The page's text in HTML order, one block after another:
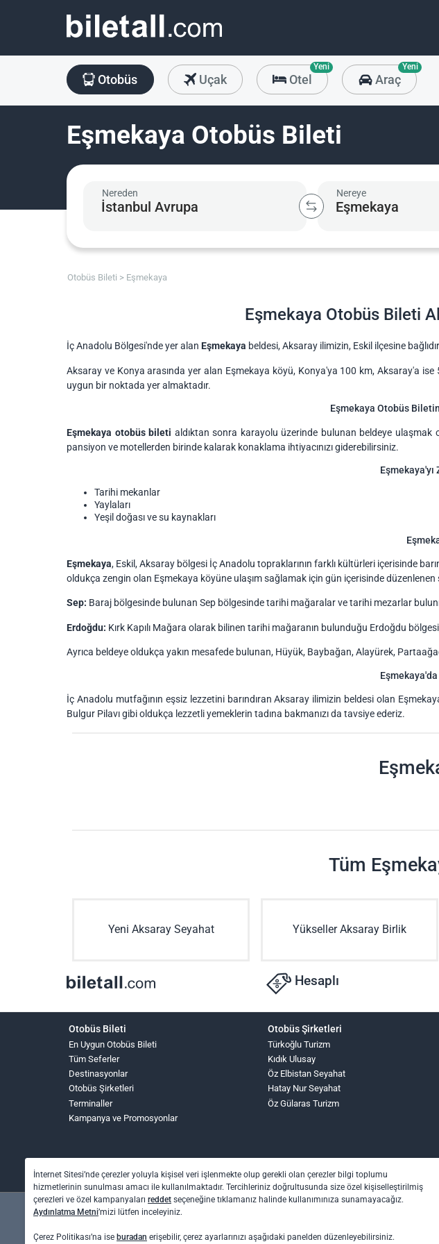
Otobüs Uçak Otel
Yeni
Araç
Yeni
Eşmekaya Otobüs Bileti
Nereden Nereye
Otobüs Bileti Eşmekaya
Eşmekaya Otobüs Bileti
İç Anadolu Bölgesi'nde yer alan Eşmekaya beldesi, Aksaray ilimizin, Eskil ilçesine
Aksaray ve Konya arasında yer alan Eşmekaya köyü, Konya'ya 100 km, Aksaray'a ise
uygun bir noktada yer almaktadır.
Eşmekaya Otobüs
Eşmekaya otobüs bileti aldıktan sonra karayolu üzerinde bulunan beldeye ulaşmak
pansiyon ve motellerden birinde kalarak konaklama ihtiyacınızı giderebilirsiniz.
Tarihi mekanlar
Yaylaları
Yeşil doğası ve su kaynakları
Eşmekaya, Eskil, Aksaray bölgesi İç Anadolu topraklarının farklı kültürleri içerisinde
oldukça zengin olan Eşmekaya köyüne ulaşım sağlamak için gün içerisinde
Sep: Baraj bölgesinde bulunan Sep bölgesinde tarihi mağaralar ve tarihi mezarlar
Erdoğdu: Kırk Kapılı Mağara olarak bilinen tarihi mağaranın bulunduğu Erdoğdu
Ayrıca beldeye oldukça yakın mesafede bulunan, Hüyük, Baybağan, Alayürek,
İç Anadolu mutfağının eşsiz lezzetini barındıran Aksaray ilimizin beldesi olan
Bulgur Pilavı gibi oldukça lezzetli yemeklerin tadına bakmanızı da tavsiye ederiz.
Tüm
Yeni Aksaray Seyahat Yükseller Aksaray Birlik
Hesaplı
Otobüs Bileti
En Uygun Otobüs Bileti
Tüm Seferler
Destinasyonlar
Otobüs Şirketleri
Terminaller
Kampanya ve Promosyonlar
Otobüs Şirketleri
Türkoğlu Turizm
Kıdık Ulusay
Öz Elbistan Seyahat
Hatay Nur Seyahat
Öz Gülaras Turizm
İnternet Sitesi’nde çerezler yoluyla kişisel veri işlenmekte olup gerekli olan çerezler bilgi toplumu
hizmetlerinin sunulması amacı ile kullanılmaktadır. Tercihleriniz doğrultusunda size özel kişiselleştirilmiş
çerezleri ve özel kampanyaları reddet seçeneğine tıklamanız halinde kullanımınıza sunamayacağız.
Aydınlatma Metni’mizi lütfen inceleyiniz.
Çerez Politikası’na ise buradan erişebilir, çerez ayarlarınızı aşağıdaki panelden düzenleyebilirsiniz.